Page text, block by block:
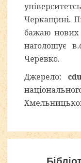
Черкащині.
бажаю нових
наголошує
Черевко.
Джерело: